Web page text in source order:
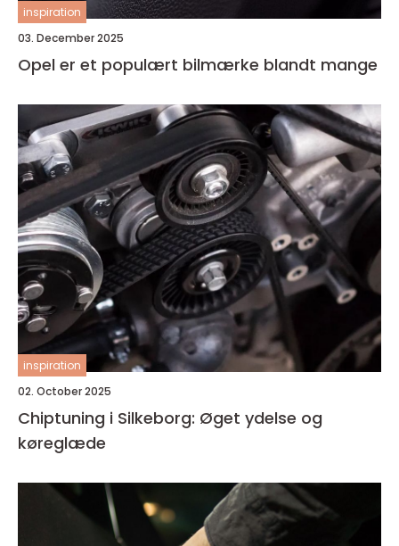
inspiration
03. December 2025
Opel er et populært bilmærke blandt mange
inspiration
02. October 2025
Chiptuning i Silkeborg: Øget ydelse og
køreglæde